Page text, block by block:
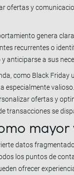
ofertas y
genera
recurrentes o
anticiparse a sus
como Black
especialmente
ofertas y
transacciones se
mayor
datos
los puntos de
ofrecer